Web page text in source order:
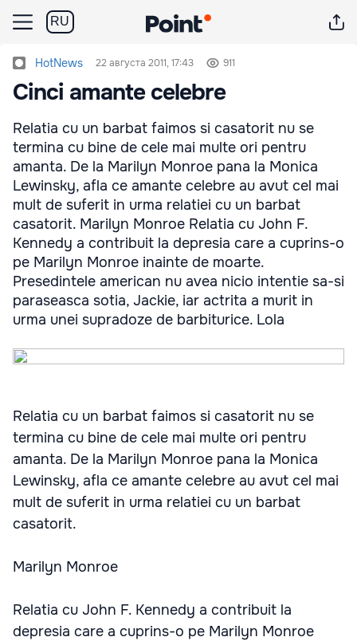
RU
HotNews 22 августа 2011, 17:43 911
Cinci amante celebre
Relatia cu un barbat faimos si casatorit nu se
termina cu bine de cele mai multe ori pentru
amanta. De la Marilyn Monroe pana la Monica
Lewinsky, afla ce amante celebre au avut cel mai
mult de suferit in urma relatiei cu un barbat
casatorit. Marilyn Monroe Relatia cu John F.
Kennedy a contribuit la depresia care a cuprins-o
pe Marilyn Monroe inainte de moarte.
Presedintele american nu avea nicio intentie sa-si
paraseasca sotia, Jackie, iar actrita a murit in
urma unei supradoze de barbiturice. Lola
Relatia cu un barbat faimos si casatorit nu se
termina cu bine de cele mai multe ori pentru
amanta. De la Marilyn Monroe pana la Monica
Lewinsky, afla ce amante celebre au avut cel mai
mult de suferit in urma relatiei cu un barbat
casatorit.
Marilyn Monroe
Relatia cu John F. Kennedy a contribuit la
depresia care a cuprins-o pe Marilyn Monroe